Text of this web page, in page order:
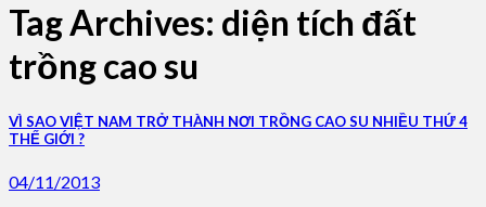
Tag Archives: diện tích đất
trồng cao su
VÌ SAO VIỆT NAM TRỞ THÀNH NƠI TRỒNG CAO SU NHIỀU THỨ 4
THẾ GIỚI ?
04/11/2013